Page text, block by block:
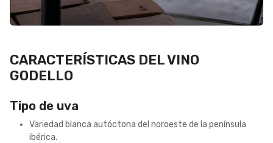
CARACTERÍSTICAS DEL VINO
GODELLO
Tipo de uva
Variedad blanca autóctona del noroeste de la península
ibérica.